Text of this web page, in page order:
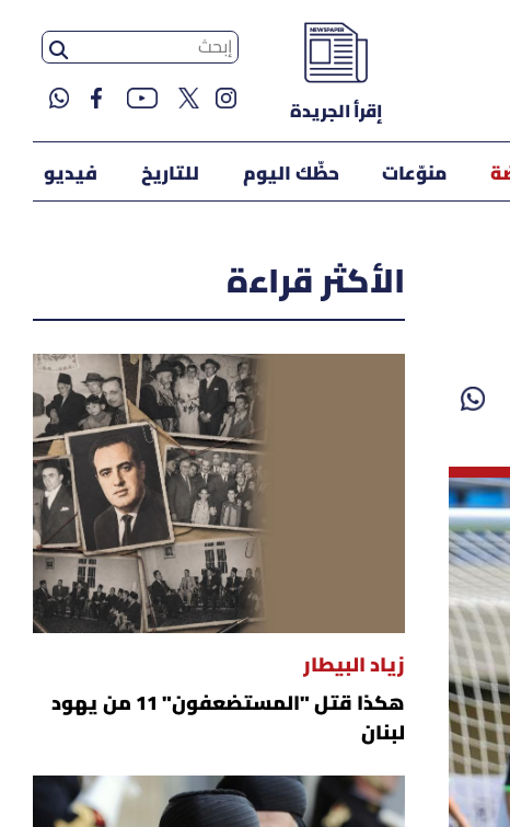
إقرأ الجريدة
منوّعات حظّك اليوم للتاريخ فيديو
الأكثر قراءة
زياد البيطار
هكذا قتل "المستضعفون" 11 من يهود
لبنان